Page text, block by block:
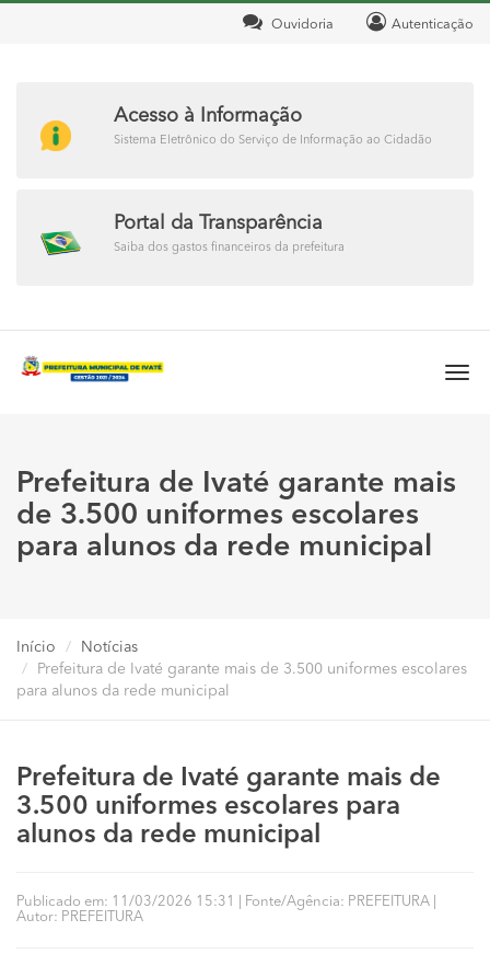
Autenticação
Ouvidoria
Acesso à Informação
Sistema Eletrônico do Serviço de Informação ao Cidadão
Portal da Transparência
Saiba dos gastos financeiros da prefeitura
Prefeitura de Ivaté garante mais
de 3.500 uniformes escolares
para alunos da rede municipal
Início
Notícias
Prefeitura de Ivaté garante mais de 3.500 uniformes escolares
para alunos da rede municipal
Prefeitura de Ivaté garante mais de
3.500 uniformes escolares para
alunos da rede municipal
Publicado em: 11/03/2026 15:31 | Fonte/Agência: PREFEITURA |
Autor: PREFEITURA